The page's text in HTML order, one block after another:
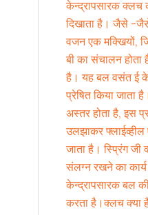
केन्द्रापसारक क्लच
दिखाता है। जैसे -
वजन एक मक्खियों,
बी का संचालन होता
है। यह बल वसंत ई के
प्रेषित किया जाता
अस्तर होता है, इस
उलझाकर
जाता है। स्प्रिंग
संलग्न रखने का
केन्द्रापसारक बल
करता है।क्लच क्या